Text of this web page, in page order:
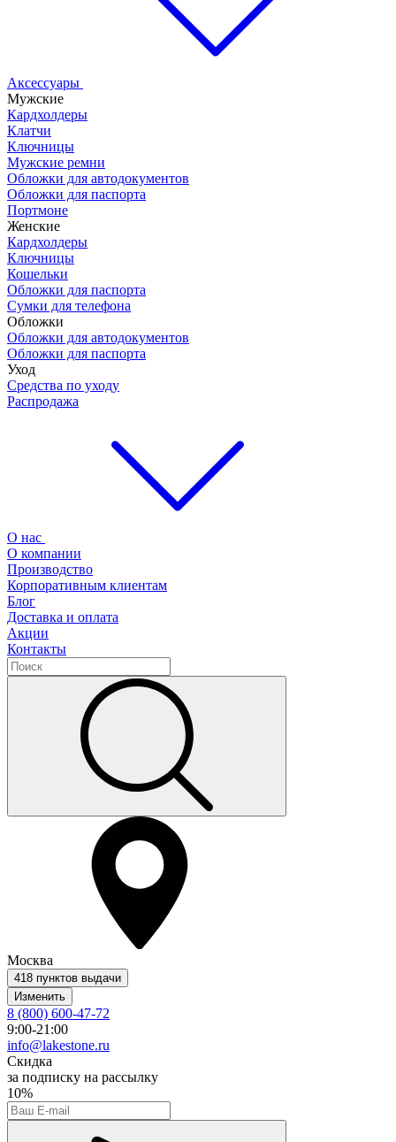
Аксессуары
Мужские
Кардхолдеры
Клатчи
Ключницы
Мужские ремни
Обложки для автодокументов
Обложки для паспорта
Портмоне
Женские
Кардхолдеры
Ключницы
Кошельки
Обложки для паспорта
Сумки для телефона
Обложки
Обложки для автодокументов
Обложки для паспорта
Уход
Средства по уходу
Распродажа
О нас
О компании
Производство
Корпоративным клиентам
Блог
Доставка и оплата
Акции
Контакты
Москва
418 пунктов выдачи
Изменить
8 (800) 600-47-72
9:00-21:00
info@lakestone.ru
Скидка
за подписку на рассылку
10%